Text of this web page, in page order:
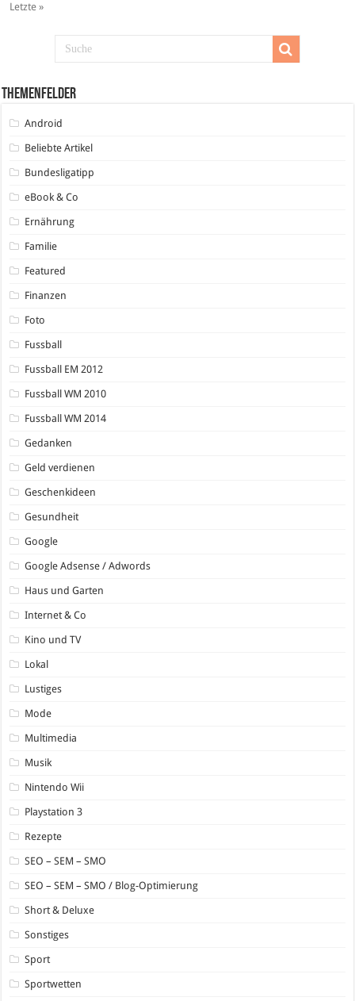
Letzte »
Themenfelder
Android
Beliebte Artikel
Bundesligatipp
eBook & Co
Ernährung
Familie
Featured
Finanzen
Foto
Fussball
Fussball EM 2012
Fussball WM 2010
Fussball WM 2014
Gedanken
Geld verdienen
Geschenkideen
Gesundheit
Google
Google Adsense / Adwords
Haus und Garten
Internet & Co
Kino und TV
Lokal
Lustiges
Mode
Multimedia
Musik
Nintendo Wii
Playstation 3
Rezepte
SEO – SEM – SMO
SEO – SEM – SMO / Blog-Optimierung
Short & Deluxe
Sonstiges
Sport
Sportwetten